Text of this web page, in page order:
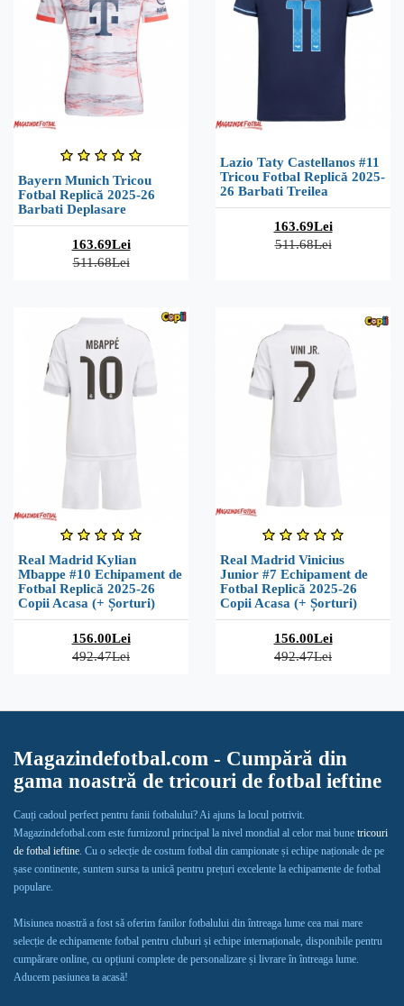
Bayern Munich Tricou
Fotbal Replică 2025-26
Barbati Deplasare
163.69Lei
511.68Lei
Lazio Taty Castellanos #11
Tricou Fotbal Replică 2025-
26 Barbati Treilea
163.69Lei
511.68Lei
Real Madrid Kylian
Mbappe #10 Echipament de
Fotbal Replică 2025-26
Copii Acasa (+ Șorturi)
156.00Lei
492.47Lei
Real Madrid Vinicius
Junior #7 Echipament de
Fotbal Replică 2025-26
Copii Acasa (+ Șorturi)
156.00Lei
492.47Lei
Magazindefotbal.com - Cumpără din
gama noastră de tricouri de fotbal ieftine
Cauți cadoul perfect pentru fanii fotbalului? Ai ajuns la locul potrivit.
Magazindefotbal.com este furnizorul principal la nivel mondial al celor mai bune tricouri
de fotbal ieftine. Cu o selecție de costum fotbal din campionate și echipe naționale de pe
șase continente, suntem sursa ta unică pentru prețuri excelente la echipamente de fotbal
populare.
Misiunea noastră a fost să oferim fanilor fotbalului din întreaga lume cea mai mare
selecție de echipamente fotbal pentru cluburi și echipe internaționale, disponibile pentru
cumpărare online, cu opțiuni complete de personalizare și livrare în întreaga lume.
Aducem pasiunea ta acasă!